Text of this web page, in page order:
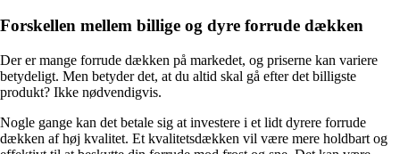
Forskellen mellem billige og dyre forrude dækken
Der er mange forrude dækken på markedet, og priserne kan variere
betydeligt. Men betyder det, at du altid skal gå efter det billigste
produkt? Ikke nødvendigvis.
Nogle gange kan det betale sig at investere i et lidt dyrere forrude
dækken af høj kvalitet. Et kvalitetsdækken vil være mere holdbart og